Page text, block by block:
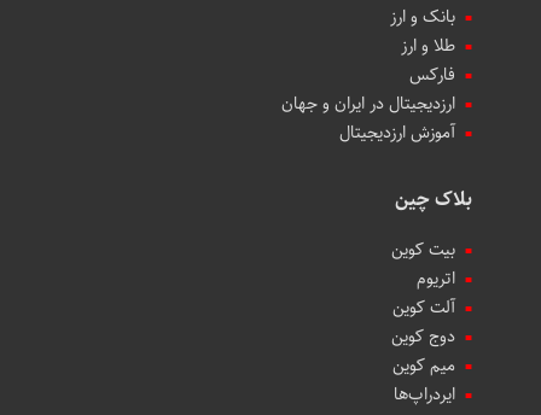
بانک و ارز
طلا و ارز
فارکس
ارزدیجیتال در ایران و جهان
آموزش ارزدیجیتال
بلاک چین
بیت کوین
اتریوم
آلت کوین
دوج کوین
میم کوین‌
ایردراپ‌ها